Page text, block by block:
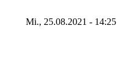
Mi., 25.08.2021 - 14:25